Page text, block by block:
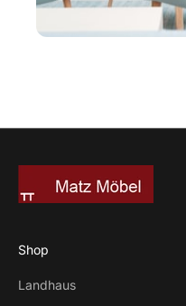
Shop
Landhaus